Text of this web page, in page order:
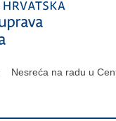
Nesreća na radu u